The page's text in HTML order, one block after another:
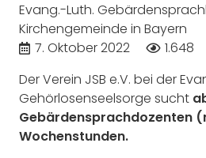
Evang.-Luth.
Kirchengemeinde in Bayern
7. Oktober 2022
1.648
Der Verein JSB e.V. bei der
Gehörlosenseelsorge sucht
Gebärdensprachdozenten
Wochenstunden.